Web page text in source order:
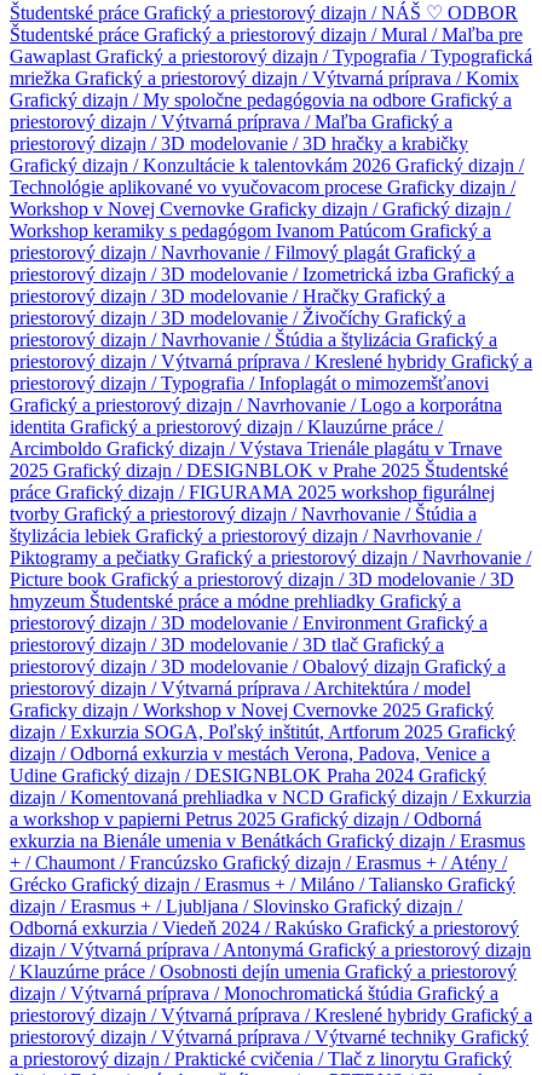
Študentské práce Grafický a priestorový dizajn / NÁŠ ♡ ODBOR
Študentské práce Grafický a priestorový dizajn / Mural / Maľba pre
Gawaplast Grafický a priestorový dizajn / Typografia / Typografická
mriežka Grafický a priestorový dizajn / Výtvarná príprava / Komix
Grafický dizajn / My spoločne pedagógovia na odbore Grafický a
priestorový dizajn / Výtvarná príprava / Maľba Grafický a
priestorový dizajn / 3D modelovanie / 3D hračky a krabičky
Grafický dizajn / Konzultácie k talentovkám 2026 Grafický dizajn /
Technológie aplikované vo vyučovacom procese Graficky dizajn /
Workshop v Novej Cvernovke Graficky dizajn /Grafický dizajn /
Workshop keramiky s pedagógom Ivanom Patúcom Grafický a
priestorový dizajn / Navrhovanie / Filmový plagát Grafický a
priestorový dizajn / 3D modelovanie / Izometrická izba Grafický a
priestorový dizajn / 3D modelovanie / Hračky Grafický a
priestorový dizajn / 3D modelovanie / Živočíchy Grafický a
priestorový dizajn / Navrhovanie / Štúdia a štylizácia Grafický a
priestorový dizajn / Výtvarná príprava / Kreslené hybridy Grafický a
priestorový dizajn / Typografia / Infoplagát o mimozemšťanovi
Grafický a priestorový dizajn / Navrhovanie / Logo a korporátna
identita Grafický a priestorový dizajn / Klauzúrne práce /
Arcimboldo Grafický dizajn / Výstava Trienále plagátu v Trnave
2025 Grafický dizajn / DESIGNBLOK v Prahe 2025 Študentské
práce Grafický dizajn / FIGURAMA 2025 workshop figurálnej
tvorby Grafický a priestorový dizajn / Navrhovanie / Štúdia a
štylizácia lebiek Grafický a priestorový dizajn / Navrhovanie /
Piktogramy a pečiatky Grafický a priestorový dizajn / Navrhovanie /
Picture book Grafický a priestorový dizajn / 3D modelovanie / 3D
hmyzeum Študentské práce a módne prehliadky Grafický a
priestorový dizajn / 3D modelovanie / Environment Grafický a
priestorový dizajn / 3D modelovanie / 3D tlač Grafický a
priestorový dizajn / 3D modelovanie / Obalový dizajn Grafický a
priestorový dizajn / Výtvarná príprava / Architektúra / model
Graficky dizajn / Workshop v Novej Cvernovke 2025 Grafický
dizajn / Exkurzia SOGA, Poľský inštitút, Artforum 2025 Grafický
dizajn / Odborná exkurzia v mestách Verona, Padova, Venice a
Udine Grafický dizajn / DESIGNBLOK Praha 2024 Grafický
dizajn / Komentovaná prehliadka v NCD Grafický dizajn / Exkurzia
a workshop v papierni Petrus 2025 Grafický dizajn / Odborná
exkurzia na Bienále umenia v Benátkách Grafický dizajn / Erasmus
+ / Chaumont / Francúzsko Grafický dizajn / Erasmus + / Atény /
Grécko Grafický dizajn / Erasmus + / Miláno / Taliansko Grafický
dizajn / Erasmus + / Ljubljana / Slovinsko Grafický dizajn /
Odborná exkurzia / Viedeň 2024 / Rakúsko Grafický a priestorový
dizajn / Výtvarná príprava / Antonymá Grafický a priestorový dizajn
/ Klauzúrne práce / Osobnosti dejín umenia Grafický a priestorový
dizajn / Výtvarná príprava / Monochromatická štúdia Grafický a
priestorový dizajn / Výtvarná príprava / Kreslené hybridy Grafický a
priestorový dizajn / Výtvarná príprava / Výtvarné techniky Grafický
a priestorový dizajn / Praktické cvičenia / Tlač z linorytu Grafický